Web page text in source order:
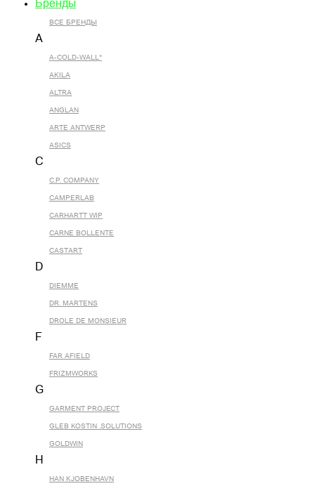
Бренды
ВСЕ БРЕНДЫ
A
A-COLD-WALL*
AKILA
ALTRA
ANGLAN
ARTE ANTWERP
ASICS
C
C.P. COMPANY
CAMPERLAB
CARHARTT WIP
CARNE BOLLENTE
CASTART
D
DIEMME
DR. MARTENS
DROLE DE MONSIEUR
F
FAR AFIELD
FRIZMWORKS
G
GARMENT PROJECT
GLEB KOSTIN .SOLUTIONS
GOLDWIN
H
HAN KJOBENHAVN